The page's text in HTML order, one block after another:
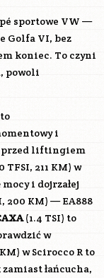
sportowe VW —
Golfa VI, bez
koniec. To czyni
powoli
i
przed liftingiem
TFSI, 211 KM) w
i dojrzałej
200 KM) — EA888
(1.4 TSI) to
w
w Scirocco R to
łańcucha,